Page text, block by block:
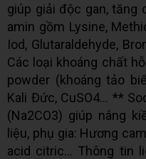
giúp giải độc gan, tăng
amin gồm Lysine,
Iod, Glutaraldehyde,
Các loại khoáng chất
powder (khoáng tảo
Kali Đức, CuSO4... **
(Na2CO3) giúp nâng
liệu, phụ gia: Hương
acid citric... Thông tin